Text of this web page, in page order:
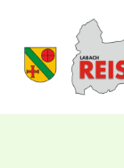
springen